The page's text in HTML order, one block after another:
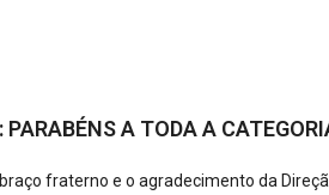
A TODA A
fraterno e o agradecimento da